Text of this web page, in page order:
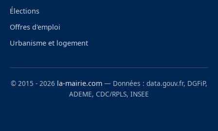
Élections
Offres d'emploi
Urbanisme et logement
© 2015 - 2026 la-mairie.com — Données : data.gouv.fr, DGFiP,
ADEME, CDC/RPLS, INSEE